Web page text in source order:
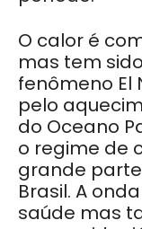
O calor é
mas tem
fenômeno El
pelo
do Oceano
o regime de
grande parte
Brasil. A
saúde mas